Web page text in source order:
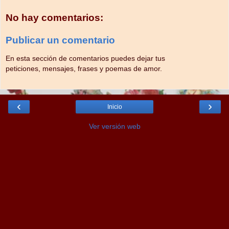
No hay comentarios:
Publicar un comentario
En esta sección de comentarios puedes dejar tus
peticiones, mensajes, frases y poemas de amor.
‹ ›
Inicio
Ver versión web